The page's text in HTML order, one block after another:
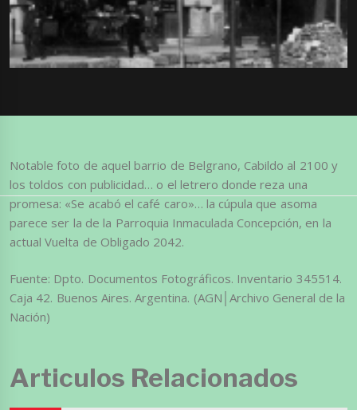
Notable foto de aquel barrio de Belgrano, Cabildo al 2100 y
los toldos con publicidad… o el letrero donde reza una
promesa: «Se acabó el café caro»… la cúpula que asoma
parece ser la de la Parroquia Inmaculada Concepción, en la
actual Vuelta de Obligado 2042.
Fuente: Dpto. Documentos Fotográficos. Inventario 345514.
Caja 42. Buenos Aires. Argentina. (AGN│Archivo General de la
Nación)
Articulos Relacionados